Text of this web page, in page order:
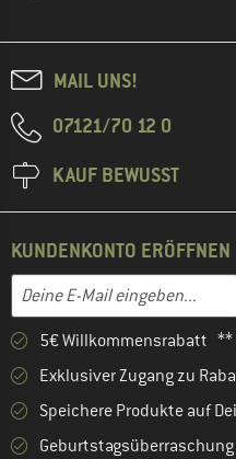
MAIL UNS!
07121/70 12 0
KAUF BEWUSST
KUNDENKONTO ERÖFFNEN
E-Mail-Adresse
Gib hier deine E-Mail-
5€ Willkommensrabatt **
Exklusiver Zugang zu
Speichere Produkte auf
Geburtstagsüberraschung